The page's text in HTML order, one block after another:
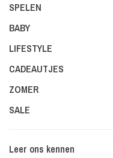
SPELEN
BABY
LIFESTYLE
CADEAUTJES
ZOMER
SALE
Leer ons kennen